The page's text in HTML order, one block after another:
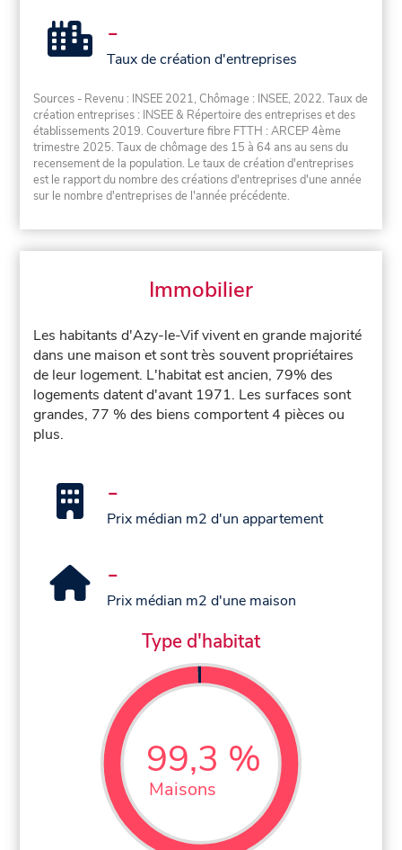
-
Taux de création d'entreprises
Sources - Revenu : INSEE 2021, Chômage : INSEE, 2022. Taux de
création entreprises : INSEE & Répertoire des entreprises et des
établissements 2019. Couverture fibre FTTH : ARCEP 4ème
trimestre 2025. Taux de chômage des 15 à 64 ans au sens du
recensement de la population. Le taux de création d'entreprises
est le rapport du nombre des créations d'entreprises d'une année
sur le nombre d'entreprises de l'année précédente.
Immobilier
Les habitants d'Azy-le-Vif vivent en grande majorité
dans une maison et sont très souvent propriétaires
de leur logement. L'habitat est ancien, 79% des
logements datent d'avant 1971. Les surfaces sont
grandes, 77 % des biens comportent 4 pièces ou
plus.
-
Prix médian m2 d'un appartement
-
Prix médian m2 d'une maison
Type d'habitat
99,3 %
Maisons